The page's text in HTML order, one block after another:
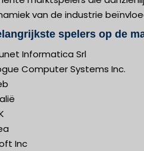
van de industrie
spelers op de
Informatica Srl
Computer Systems Inc.
Inc